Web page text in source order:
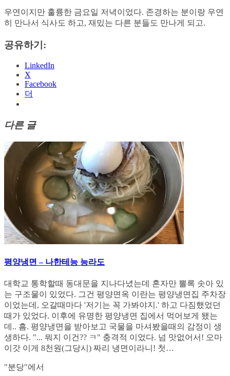
우연이지만 훌륭한 금요일 저녁이었다. 존경하는 분이랑 우연
히 만나서 식사도 하고, 재밌는 다른 분들도 만나게 되고.
공유하기:
LinkedIn
X
Facebook
더
다른 글
평양냉면 – 나한테능 능라도
대학교 통학할때 동대문을 지나다녔는데 혼자만 뽈록 솟아 있
는 구조물이 있었다. 그건 평양면옥 이란는 평양냉면집 주차장
이었는데, 오갈때마다 '저기는 꼭 가봐야지.' 하고 다짐했었던
때가 있었다. 이후에 유명한 평양냉면 집에서 먹어보게 됐는
데.. 흠. 평양냉면을 받아보고 국물을 마셔봤을때의 감정이 생
생하다. "... 뭐지 이건?? ㅋ" 충격적 이었다. 넘 맛없어서! 오마
이갓 이게 8천원(그당시) 짜리 냉면이라니! 첫…
"분당"에서